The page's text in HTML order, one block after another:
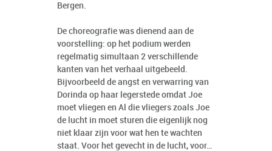
Bergen.
De choreografie was dienend aan de
voorstelling: op het podium werden
regelmatig simultaan 2 verschillende
kanten van het verhaal uitgebeeld.
Bijvoorbeeld de angst en verwarring van
Dorinda op haar legerstede omdat Joe
moet vliegen en Al die vliegers zoals Joe
de lucht in moet sturen die eigenlijk nog
niet klaar zijn voor wat hen te wachten
staat. Voor het gevecht in de lucht, voor…